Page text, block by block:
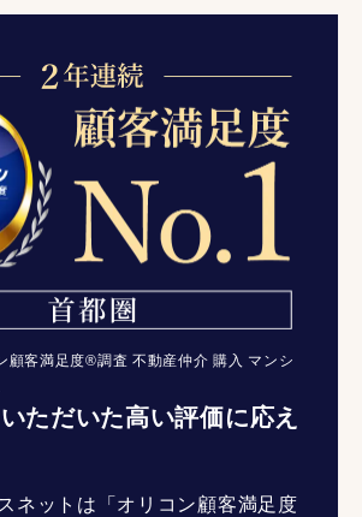
ただいた高い評価に応え
ネットは「オリコン顧客満足度
客満足度®調査 不動産仲介 購入 マンシ